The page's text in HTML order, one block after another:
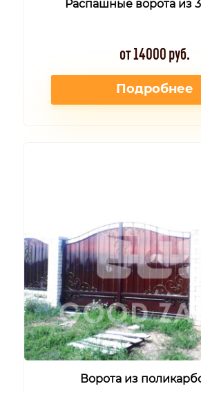
Распашные ворота из
от 14000 руб.
Подробнее
Ворота из